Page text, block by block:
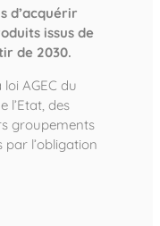
d’acquérir
issus de
de 2030.
AGEC du
l’Etat, des
groupements
l’obligation